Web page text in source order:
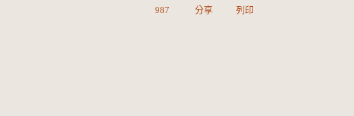
987 分享 列印